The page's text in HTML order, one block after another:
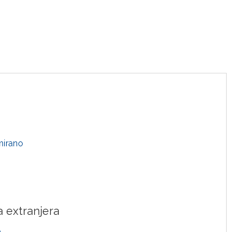
extranjera